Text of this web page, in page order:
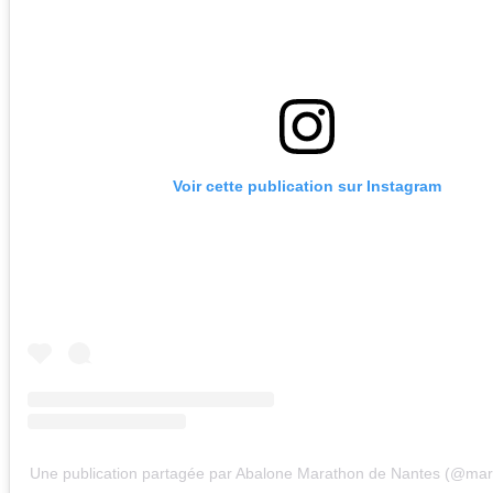
Voir cette publication sur Instagram
Une publication partagée par Abalone Marathon de Nantes